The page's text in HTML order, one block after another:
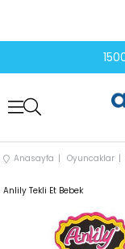
Anasayfa Oyuncaklar
Anlily Tekli Et Bebek